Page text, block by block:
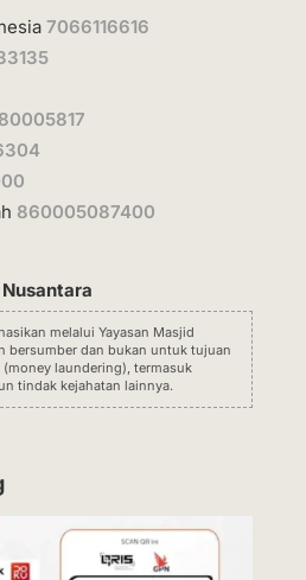
7066116616
860005087400
melalui Yayasan Masjid
bersumber dan bukan untuk tujuan
laundering), termasuk
tindak kejahatan lainnya.